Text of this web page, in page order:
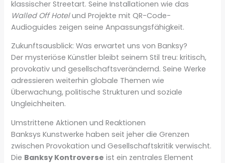
klassischer Streetart. Seine Installationen wie das
Walled Off Hotelund Projekte mit QR-Code-
Audioguides zeigen seine Anpassungsfähigkeit.
Zukunftsausblick: Was erwartet uns von Banksy?
Der mysteriöse Künstler bleibt seinem Stil treu: kritisch,
provokativ und gesellschaftsverändernd. Seine Werke
adressieren weiterhin globale Themen wie
Überwachung, politische Strukturen und soziale
Ungleichheiten.
Umstrittene Aktionen und Reaktionen
Banksys Kunstwerke haben seit jeher die Grenzen
zwischen Provokation und Gesellschaftskritik verwischt.
Die Banksy Kontroverse ist ein zentrales Element